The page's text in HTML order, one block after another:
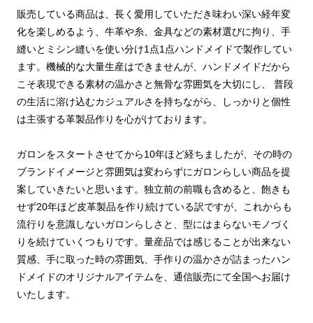
販売している商品は、長く愛用していただき味わい深い経年変
化を楽しめるよう、牛革や糸、金具などの素材選びに拘り、手
縫いとミシン縫いを使い分け1点1点ハンドメイドで製作してい
ます。機械的な大量生産はできませんが、ハンドメイドだから
こそ表現できる素材の温かさと無骨な雰囲気を大切にし、 普段
の生活に溶け込むカジュアルさを持ちながら、しっかりと個性
は主張する革製品作りを心がけております。
ガロンをスタートさせてから10年ほど経ちましたが、その時の
ブランドイメージと雰囲気は変わらずにガロンらしい商品を提
案していきたいと思います。独立前の前職も含めると、飽きも
せず20年ほど皮革製品を作り続けている訳ですが、これからも
流行りを意識しないガロンらしさと、型にはまらないモノづく
りを続けていくつもりです。量産品では感じることが出来ない
質感、手に取った時の雰囲気、手作りの温かさが詰まったハン
ドメイドのオリジナルアイテムを、通信販売にて全国へお届け
いたします。